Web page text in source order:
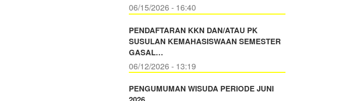
06/15/2026 - 16:40
PENDAFTARAN KKN DAN/ATAU PK
SUSULAN KEMAHASISWAAN SEMESTER
GASAL…
06/12/2026 - 13:19
PENGUMUMAN WISUDA PERIODE JUNI